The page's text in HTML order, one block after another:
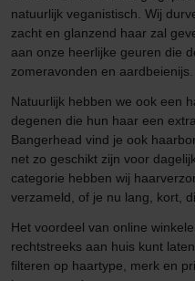
natuurlijk veganistisch. Wij
zacht en glanzend haar zal
aan onze heerlijke geuren die
zomeravonden en aardbeienijs.
Natuurlijk hebben we ook een
degenen die hun haar een
Bangerhead vind je ook
net zo geschikt zijn voor
categorie hebben wij
verzameld, of je nu lang, kort,
Het voordeel van online
rechtstreeks aan huis kunt
filteren op haartype, merk en